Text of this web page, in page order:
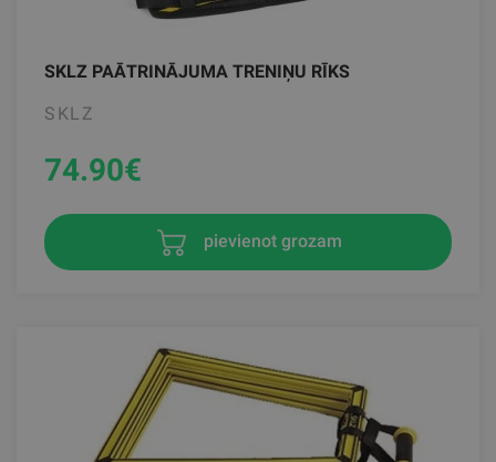
SKLZ PAĀTRINĀJUMA TRENIŅU RĪKS
SKLZ
74.90€
pievienot grozam